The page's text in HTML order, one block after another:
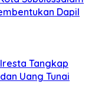
Dapil
Tangkap
Uang Tunai